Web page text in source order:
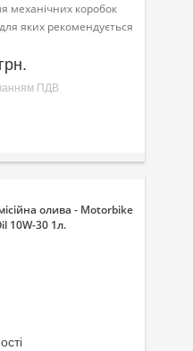
механічних коробок
яких рекомендується
ПДВ
олива - Motorbike
10W-30 1л.